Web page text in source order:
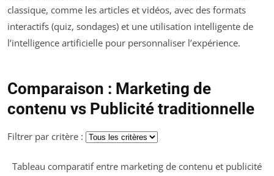
classique, comme les articles et vidéos, avec des formats
interactifs (quiz, sondages) et une utilisation intelligente de
l’intelligence artificielle pour personnaliser l’expérience.
Comparaison : Marketing de
contenu vs Publicité traditionnelle
Filtrer par critère :
Tableau comparatif entre marketing de contenu et publicité